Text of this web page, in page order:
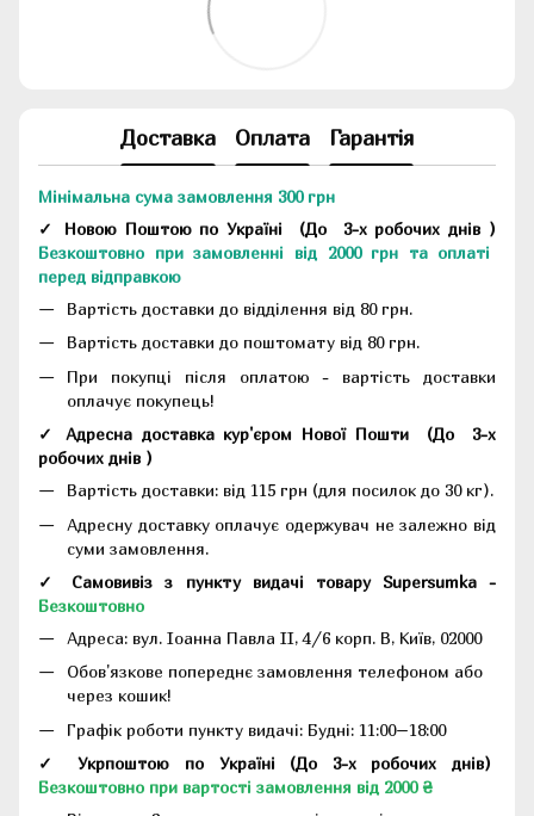
Доставка Оплата Гарантія
Мінімальна сума замовлення 300 грн
✓ Новою Поштою по Україні (До 3-х робочих днів )
Безкоштовно при замовленні від 2000 грн та оплаті
перед відправкою
Вартість доставки до відділення від 80 грн.
Вартість доставки до поштомату від 80 грн.
При покупці після оплатою - вартість доставки
оплачує покупець!
✓ Адресна доставка кур'єром Нової Пошти (До 3-х
робочих днів )
Вартість доставки: від 115 грн (для посилок до 30 кг).
Адресну доставку оплачує одержувач не залежно від
суми замовлення.
✓ Самовивіз з пункту видачі товару Supersumka -
Безкоштовно
Адреса: вул. Іоанна Павла II, 4/6 корп. В, Київ, 02000
Обов'язкове попереднє замовлення телефоном або
через кошик!
Графік роботи пункту видачі: Будні: 11:00–18:00
✓ Укрпоштою по Україні (До 3-х робочих днів)
Безкоштовно при вартості замовлення від 2000 ₴